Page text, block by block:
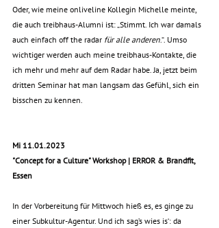
Oder, wie meine onliveline Kollegin Michelle meinte,
die auch treibhaus-Alumni ist: „Stimmt. Ich war damals
auch einfach off the radar für alle anderen.“. Umso
wichtiger werden auch meine treibhaus-Kontakte, die
ich mehr und mehr auf dem Radar habe. Ja, jetzt beim
dritten Seminar hat man langsam das Gefühl, sich ein
bisschen zu kennen.
Mi 11.01.2023
"Concept for a Culture" Workshop | ERROR & Brandfit,
Essen
In der Vorbereitung für Mittwoch hieß es, es ginge zu
einer Subkultur-Agentur. Und ich sag’s wies is‘: da